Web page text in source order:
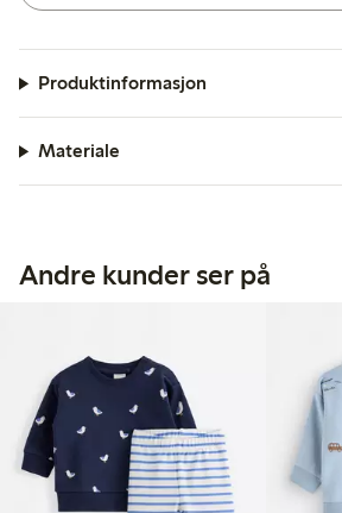
Produktinformasjon
Materiale
Andre kunder ser på